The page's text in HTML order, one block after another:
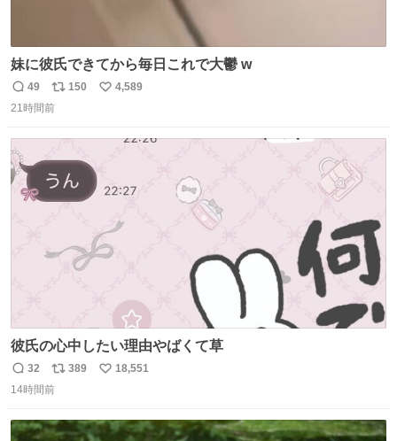
妹に彼氏できてから毎日これで大鬱 w
返
信
49
リ
ポ
150
い
4,589
21時間前
彼氏の心中したい理由やばくて草
返
信
32
リ
ポ
ト
389
い
数
18,551
14時間前